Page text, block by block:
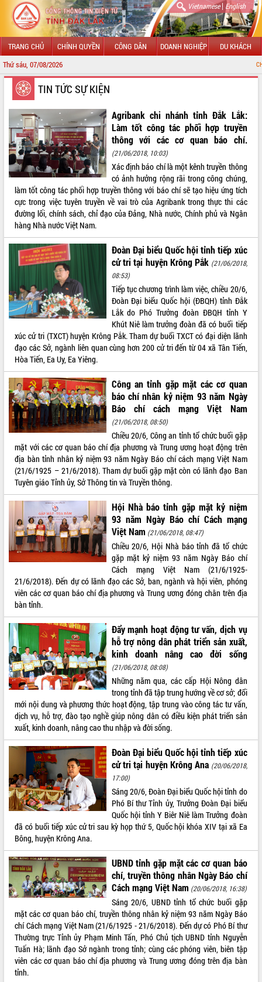
Vietnamese| English
TRANG CHỦ CHÍNH QUYỀN CÔNG DÂN DOANH NGHIỆP DU KHÁCH
Thứ sáu, 07/08/2026 CHÀO MỪNG ĐẾN
GIỚI THIỆU
LÃNH ĐẠO UBND TỈNH
TIN TỨC SỰ KIỆN
SỞ, BAN, NGÀNH
THÔNG TIN CHỈ ĐẠO ĐIỀU HÀNH
HỆ THỐNG VĂN BẢN
VĂN BẢN HĐND TỈNH
ĐIỂM TIN VĂN BẢN
QUY HOẠCH - KẾ HOẠCH
VIDEO
Loading the player...
Khám bệnh, cấp phát thuốc miễn phí
và tặng quà người dân xã Cư Pui
Hội nghị UBND tỉnh Đắk Lắk thường kỳ
tháng 7/2026
Lễ truy tặng danh hiệu “Bà Mẹ Việt
Nam Anh hùng” và trao Huân chương
Lao động
UBND tỉnh Đắk Lắk triển khai nhiệm
vụ 6 tháng cuối năm 2026
Kỳ họp thứ Hai, Hội đồng nhân dân
tỉnh khóa XI quyết nghị nhiều nội dung
quan trọng
Bí thư Tỉnh ủy Lương Nguyễn Minh
Triết thăm, tặng quà người có công với
cách mạng
Rà soát, hoàn thiện hệ thống thiết chế
văn hóa, thể thao đáp ứng yêu cầu
phát triển mới
Thường trực HĐND tỉnh Đắk Lắk gặp
mặt Đoàn chuyên gia y tế TP. Hồ Chí
Minh
Lễ truy điệu và an táng hài cốt liệt sĩ
tại Nghĩa trang Liệt sĩ xã Sơn Hòa
Bàn giải pháp tháo gỡ khó khăn trong
xuất khẩu sầu riêng và triển khai quy
định EUDR
Thứ trưởng Bộ Nông nghiệp và Môi
trường Nguyễn Hoàng Hiệp khảo sát
vùng trồng và doanh nghiệp đóng gói
sầu riêng tại Đắk Lắk
Trình diễn nghệ thuật chế biến các
món ăn từ sầu riêng
ALBUM ẢNH
LIÊN KẾT WEB
THỐNG KÊ TRUY CẬP
Hôm nay: 26995
Tất cả:
66039735
TIN TỨC SỰ KIỆN
Agribank chi nhánh tỉnh Đắk Lắk:
Làm tốt công tác phối hợp truyền
thông với các cơ quan báo chí.
(21/06/2018, 10:03)
Xác định báo chí là một kênh truyền thông
có ảnh hưởng rộng rãi trong công chúng,
làm tốt công tác phối hợp truyền thông với báo chí sẽ tạo hiệu ứng tích
cực trong việc tuyên truyền về vai trò của Agribank trong thực thi các
đường lối, chính sách, chỉ đạo của Đảng, Nhà nước, Chính phủ và Ngân
hàng Nhà nước Việt Nam.
Đoàn Đại biểu Quốc hội tỉnh tiếp xúc
cử tri tại huyện Krông Pắk (21/06/2018,
08:53)
Tiếp tục chương trình làm việc, chiều 20/6,
Đoàn Đại biểu Quốc hội (ĐBQH) tỉnh Đắk
Lắk do Phó Trưởng đoàn ĐBQH tỉnh Y
Khút Niê làm trưởng đoàn đã có buổi tiếp
xúc cử tri (TXCT) huyện Krông Pắk. Tham dự buổi TXCT có đại diện lãnh
đạo các Sở, ngành liên quan cùng hơn 200 cử tri đến từ 04 xã Tân Tiến,
Hòa Tiến, Ea Uy, Ea Yiêng.
Công an tỉnh gặp mặt các cơ quan
báo chí nhân kỷ niệm 93 năm Ngày
Báo chí cách mạng Việt Nam
(21/06/2018, 08:50)
Chiều 20/6, Công an tỉnh tổ chức buổi gặp
mặt với các cơ quan báo chí địa phương và Trung ương hoạt động trên
địa bàn tỉnh nhân kỷ niệm 93 năm Ngày Báo chí cách mạng Việt Nam
(21/6/1925 – 21/6/2018). Tham dự buổi gặp mặt còn có lãnh đạo Ban
Tuyên giáo Tỉnh ủy, Sở Thông tin và Truyền thông.
Hội Nhà báo tỉnh gặp mặt kỷ niệm
93 năm Ngày Báo chí Cách mạng
Việt Nam (21/06/2018, 08:47)
Chiều 20/6, Hội Nhà báo tỉnh đã tổ chức
gặp mặt kỷ niệm 93 năm Ngày Báo chí
Cách mạng Việt Nam (21/6/1925-
21/6/2018). Đến dự có lãnh đạo các Sở, ban, ngành và hội viên, phóng
viên các cơ quan báo chí địa phương và Trung ương đóng chân trên địa
bàn tỉnh.
Đẩy mạnh hoạt động tư vấn, dịch vụ
hỗ trợ nông dân phát triển sản xuất,
kinh doanh nâng cao đời sống
(21/06/2018, 08:08)
Những năm qua, các cấp Hội Nông dân
trong tỉnh đã tập trung hướng về cơ sở; đổi
mới nội dung và phương thức hoạt động, tập trung vào công tác tư vấn,
dịch vụ, hỗ trợ, đào tạo nghề giúp nông dân có điều kiện phát triển sản
xuất, kinh doanh, nâng cao thu nhập và đời sống.
Đoàn Đại biểu Quốc hội tỉnh tiếp xúc
cử tri tại huyện Krông Ana (20/06/2018,
17:00)
Sáng 20/6, Đoàn Đại biểu Quốc hội tỉnh do
Phó Bí thư Tỉnh ủy, Trưởng Đoàn Đại biểu
Quốc hội tỉnh Y Biêr Niê làm Trưởng đoàn
đã có buổi tiếp xúc cử tri sau kỳ họp thứ 5, Quốc hội khóa XIV tại xã Ea
Bông, huyện Krông Ana.
UBND tỉnh gặp mặt các cơ quan báo
chí, truyền thông nhân Ngày Báo chí
Cách mạng Việt Nam (20/06/2018, 16:38)
Sáng 20/6, UBND tỉnh tổ chức buổi gặp
mặt các cơ quan báo chí, truyền thông nhân kỷ niệm 93 năm Ngày Báo
chí Cách mạng Việt Nam (21/6/1925 - 21/6/2018). Đến dự có Phó Bí thư
Thường trực Tỉnh ủy Phạm Minh Tấn, Phó Chủ tịch UBND tỉnh Nguyễn
Tuấn Hà; lãnh đạo Sở ngành trong tỉnh; cùng các phóng viên, biên tập
viên các cơ quan báo chí địa phương và Trung ương đóng trên địa bàn
tỉnh.